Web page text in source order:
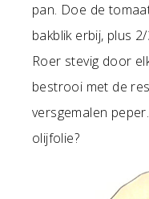
pan. Doe de
bakblik erbij, plus
Roer stevig door
bestrooi met de
versgemalen
olijfolie?